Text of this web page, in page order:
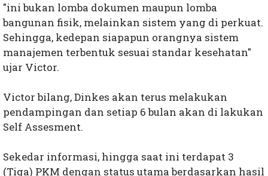
"ini bukan lomba dokumen maupun lomba
bangunan fisik, melainkan sistem yang di perkuat.
Sehingga, kedepan siapapun orangnya sistem
manajemen terbentuk sesuai standar kesehatan"
ujar Victor.
Victor bilang, Dinkes akan terus melakukan
pendampingan dan setiap 6 bulan akan di lakukan
Self Assesment.
Sekedar informasi, hingga saat ini terdapat 3
(Tiga) PKM dengan status utama berdasarkan hasil